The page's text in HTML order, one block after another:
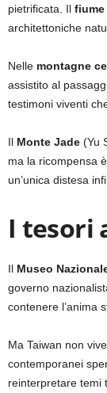
pietrificata. Il fiume
architettoniche
Nelle montagne
assistito al
testimoni viventi
Il Monte Jade (Yu
ma la ricompensa
un’unica distesa
I tesori
Il Museo
governo
contenere l’anima
Ma Taiwan non
contemporanei
reinterpretare temi